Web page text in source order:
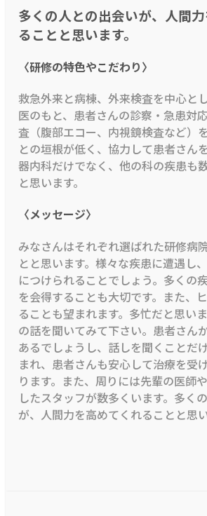
多くの人との出会いが、人間
ることと思います。
〈研修の特色やこだわり〉
救急外来と病棟、外来検査を中心と
医のもと、患者さんの診察・急患対
査（腹部エコー、内視鏡検査など）
との垣根が低く、協力して患者さん
器内科だけでなく、他の科の疾患も
と思います。
〈メッセージ〉
みなさんはそれぞれ選ばれた研修病
とと思います。様々な疾患に遭遇し
につけられることでしょう。多くの
を会得することも大切です。また、
ることも望まれます。多忙だと思い
の話を聞いてみて下さい。患者さん
あるでしょうし、話しを聞くことだ
まれ、患者さんも安心して治療を受
ります。また、周りには先輩の医師
したスタッフが数多くいます。多く
が、人間力を高めてくれることと思い